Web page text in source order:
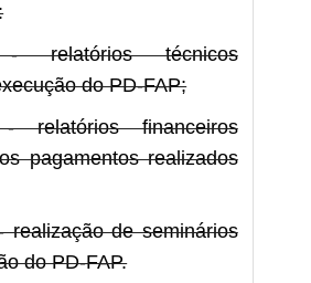
relatórios técnicos
do PD-FAP;
relatórios financeiros
pagamentos realizados
realização de seminários
do PD-FAP.